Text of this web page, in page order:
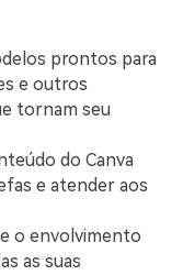
prontos para
e outros
tornam seu
do Canva
e atender aos
o envolvimento
as suas